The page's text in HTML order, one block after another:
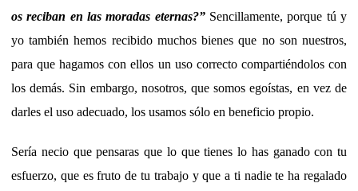
os reciban en las moradas eternas?”Sencillamente, porque tú y
yo también hemos recibido muchos bienes que no son nuestros,
para que hagamos con ellos un uso correcto compartiéndolos con
los demás. Sin embargo, nosotros, que somos egoístas, en vez de
darles el uso adecuado, los usamos sólo en beneficio propio.
Sería necio que pensaras que lo que tienes lo has ganado con tu
esfuerzo, que es fruto de tu trabajo y que a ti nadie te ha regalado